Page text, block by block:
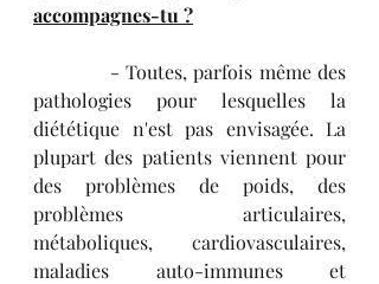
accompagnes-tu ?
pathologies pour lesquelles la
diététique n'est pas envisagée. La
plupart des patients viennent pour
des problèmes de poids, des
problèmes articulaires,
métaboliques, cardiovasculaires,
maladies auto-immunes et